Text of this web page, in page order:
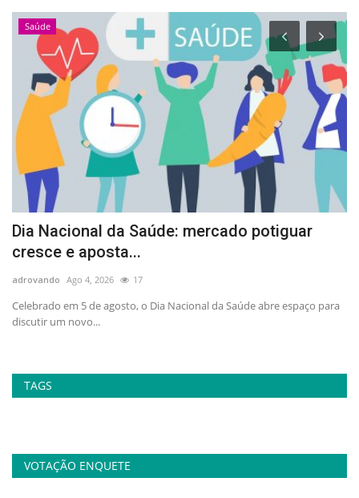
Saúde
Dia Nacional da Saúde: mercado potiguar
cresce e aposta...
adrovando Ago 4, 2026 17
Celebrado em 5 de agosto, o Dia Nacional da Saúde abre espaço para
discutir um novo...
TAGS
VOTAÇÃO ENQUETE